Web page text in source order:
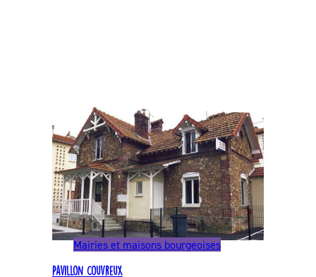
Mairies et maisons bourgeoises
Pavillon Couvreux